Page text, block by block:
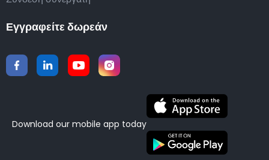
Εγγραφείτε δωρεάν
Download our mobile app today